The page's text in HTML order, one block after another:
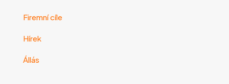
Firemní cíle
Hírek
Állás